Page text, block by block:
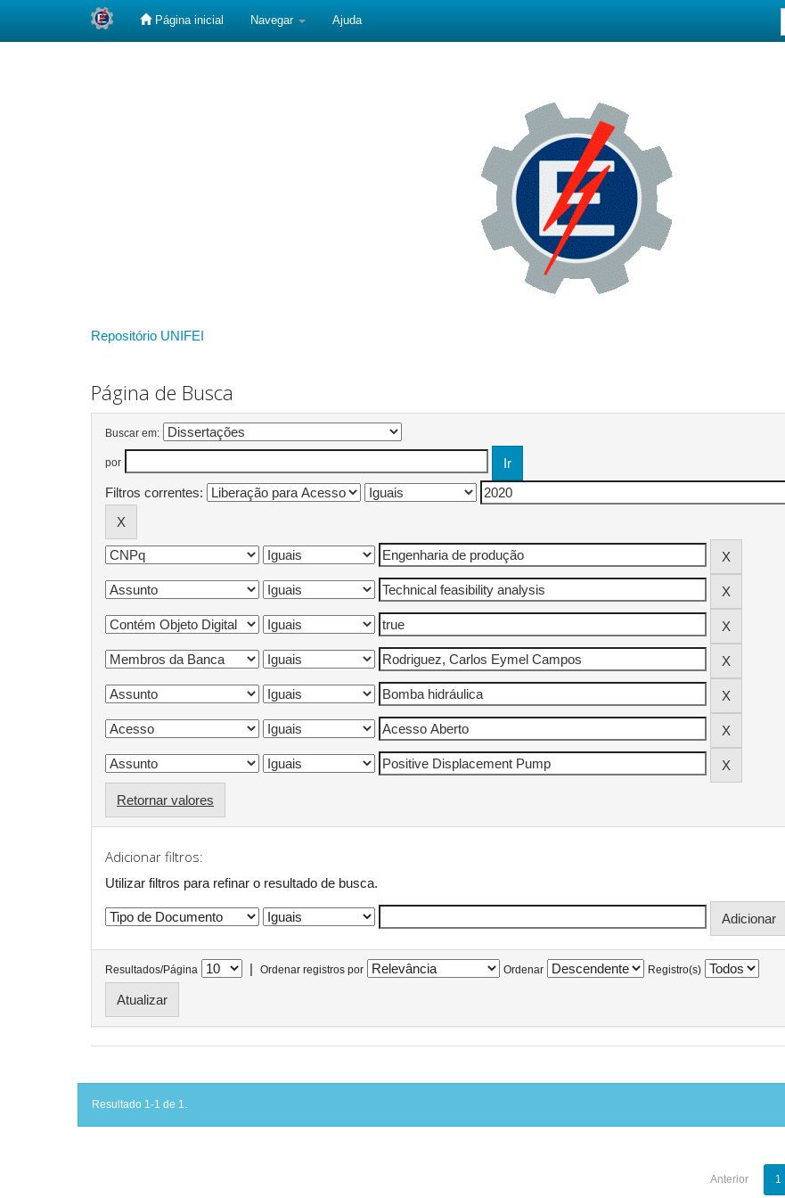
Página inicial Navegar Ajuda
Repositório UNIFEI
Página de Busca
Buscar em:
por
Filtros correntes:
Retornar valores
Adicionar filtros:
Utilizar filtros para refinar o resultado de busca.
Resultados/Página | Ordenar registros por Ordenar Registro(s)
Resultado 1-1 de 1.
Anterior 1